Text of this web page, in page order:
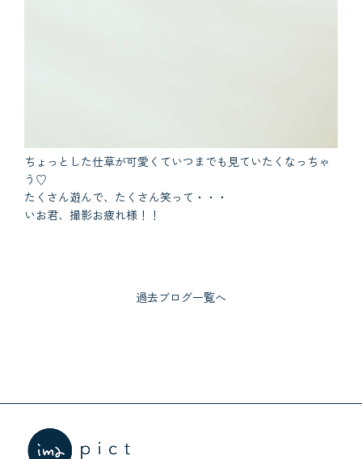
ちょっとした仕草が可愛くていつまでも見ていたくなっちゃ
う♡
たくさん遊んで、たくさん笑って・・・
いお君、撮影お疲れ様！！
過去ブログ一覧へ